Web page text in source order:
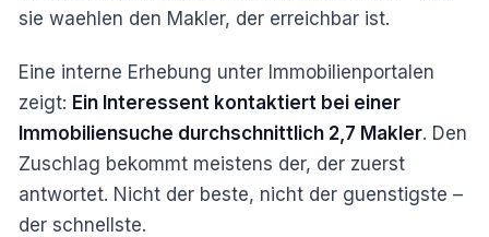
sie waehlen den Makler, der erreichbar ist.
Eine interne Erhebung unter Immobilienportalen
zeigt: Ein Interessent kontaktiert bei einer
Immobiliensuche durchschnittlich 2,7 Makler. Den
Zuschlag bekommt meistens der, der zuerst
antwortet. Nicht der beste, nicht der guenstigste –
der schnellste.